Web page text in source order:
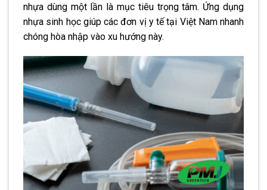
nhựa dùng một lần là mục tiêu trọng tâm. Ứng dụng
nhựa sinh học giúp các đơn vị y tế tại Việt Nam nhanh
chóng hòa nhập vào xu hướng này.